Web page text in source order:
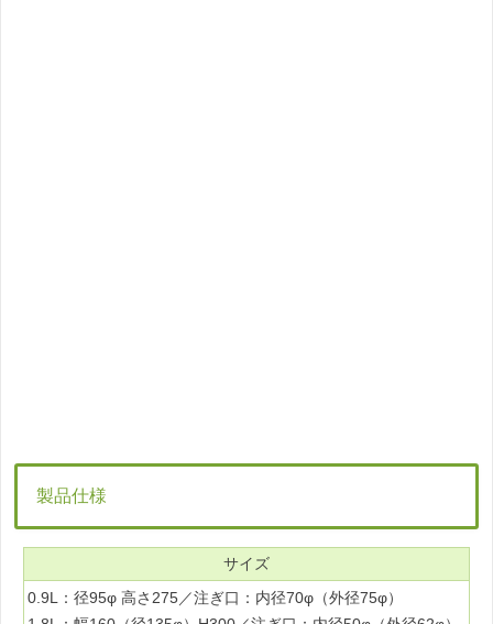
製品仕様
サイズ
0.9L：径95φ 高さ275／注ぎ口：内径70φ（外径75φ）